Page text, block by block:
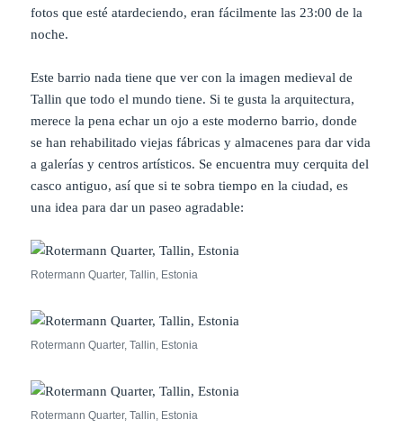
fotos que esté atardeciendo, eran fácilmente las 23:00 de la
noche.
Este barrio nada tiene que ver con la imagen medieval de
Tallin que todo el mundo tiene. Si te gusta la arquitectura,
merece la pena echar un ojo a este moderno barrio, donde
se han rehabilitado viejas fábricas y almacenes para dar vida
a galerías y centros artísticos. Se encuentra muy cerquita del
casco antiguo, así que si te sobra tiempo en la ciudad, es
una idea para dar un paseo agradable:
Rotermann Quarter, Tallin, Estonia
Rotermann Quarter, Tallin, Estonia
Rotermann Quarter, Tallin, Estonia